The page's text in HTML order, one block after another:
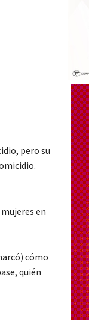
pero su
en
cómo
quién